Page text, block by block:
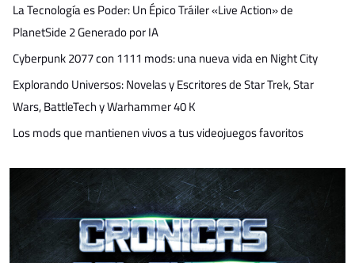
La Tecnología es Poder: Un Épico Tráiler «Live Action» de
PlanetSide 2 Generado por IA
Cyberpunk 2077 con 1111 mods: una nueva vida en Night City
Explorando Universos: Novelas y Escritores de Star Trek, Star
Wars, BattleTech y Warhammer 40 K
Los mods que mantienen vivos a tus videojuegos favoritos